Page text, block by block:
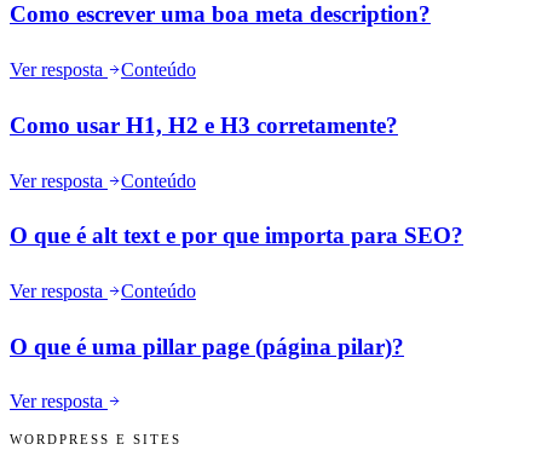
Como escrever uma boa meta description?
Ver resposta Conteúdo
Como usar H1, H2 e H3 corretamente?
Ver resposta Conteúdo
O que é alt text e por que importa para SEO?
Ver resposta Conteúdo
O que é uma pillar page (página pilar)?
Ver resposta
WORDPRESS E SITES